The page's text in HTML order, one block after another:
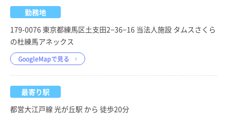
勤務地
179-0076 東京都練馬区土支田2−36−16 当法人施設 タムスさくら
の杜練馬アネックス
GoogleMapで見る
最寄り駅
都営大江戸線 光が丘駅 から 徒歩20分